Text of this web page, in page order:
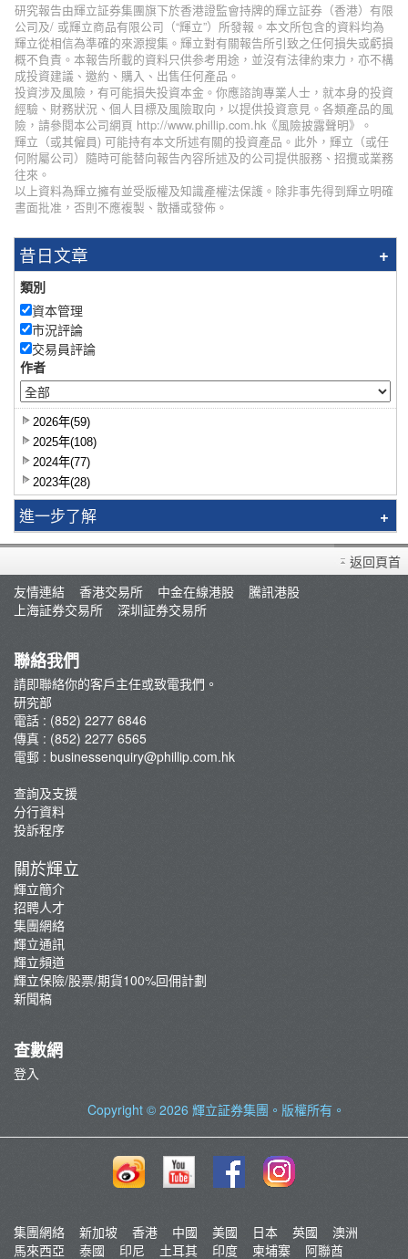
研究報告由輝立証券集團旗下於香港證監會持牌的輝立証券（香港）有限
公司及/ 或輝立商品有限公司（“輝立”）所發報。本文所包含的資料均為
輝立從相信為準確的來源搜集。輝立對有關報告所引致之任何損失或虧損
概不負責。本報告所載的資料只供参考用途，並沒有法律約束力，亦不構
成投資建議、邀約、購入、出售任何產品。
投資涉及風險，有可能損失投資本金。你應諮詢專業人士，就本身的投資
經驗、財務狀況、個人目標及風險取向，以提供投資意見。各類產品的風
險，請參閱本公司網頁 http://www.phillip.com.hk《風險披露聲明》。
輝立（或其僱員) 可能持有本文所述有關的投資產品。此外，輝立（或任
何附屬公司）隨時可能替向報告內容所述及的公司提供服務、招攬或業務
往來。
以上資料為輝立擁有並受版權及知識產權法保護。除非事先得到輝立明確
書面批准，否則不應複製、散播或發佈。
昔日文章
類別
資本管理
市況評論
交易員評論
作者
2026年(59)
2025年(108)
2024年(77)
2023年(28)
進一步了解
研究報告
智識揀股
市況評論
返回頁首
友情連結
香港交易所 中金在線港股
騰訊港股
上海証券交易所
深圳証券交易所
聯絡我們
請即聯絡你的客戶主任或致電我們。
研究部
電話 : (852) 2277 6846
傳真 : (852) 2277 6565
電郵 : businessenquiry@phillip.com.hk
查詢及支援
分行資料
投訴程序
關於輝立
輝立簡介
招聘人才
集團網絡
輝立通訊
輝立頻道
輝立保險/股票/期貨100%回佣計劃
新聞稿
查數網
登入
Copyright © 2026 輝立証券集團 。版權所有。
集團網絡 新加坡 香港 中國 美國 日本 英國
澳洲
馬來西亞
泰國 印尼 土耳其 印度 柬埔寨
阿聯酋